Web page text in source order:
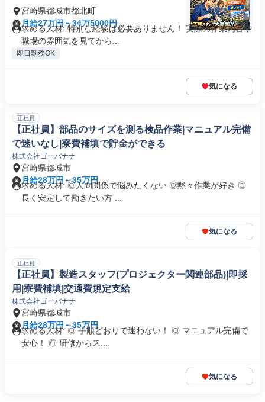
宮崎県都城市都北町
月給27万円～34万5000円
求める人材: 特別な経験は必要ありません！ 実際の作業内容や
職場の雰囲気を見てから...
即日勤務OK
気になる
正社員
【正社員】部品のサイズを測る検品作業|マニュアル完備
で迷いなし|寮費補填で貯金ができる
株式会社ゴーバナナ
宮崎県都城市
月給28万円～35万円
求める人材: ◎人間関係で悩みたくない ◎黙々作業が好き ◎
長く安定して働きたい方 ...
気になる
正社員
【正社員】製造スタッフ(プロジェクター関連部品)|即採
用|寮費補填|交通費規定支給
株式会社ゴーバナナ
宮崎県都城市
月給28万円～35万円
求める人材: ◎ 手順どおりで迷わない！ ◎ マニュアル完備で
安心！ ◎ 研修からス...
気になる